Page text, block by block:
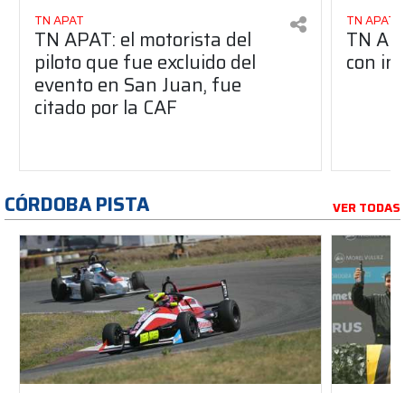
TN APAT
TN APAT: el motorista del
piloto que fue excluido del
evento en San Juan, fue
citado por la CAF
TN APAT
TN
con
CÓRDOBA PISTA VER TODAS